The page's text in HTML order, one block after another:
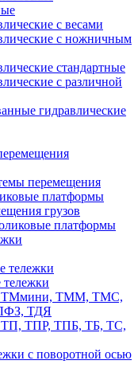
с весами
с ножничным
стандартные
с различной
гидравлические
перемещения
платформы
грузов
платформы
тележки
тележки
ТМмини, ТММ, ТМС,
ТДЯ
ТП, ТПР, ТПБ, ТБ, ТС,
с поворотной осью